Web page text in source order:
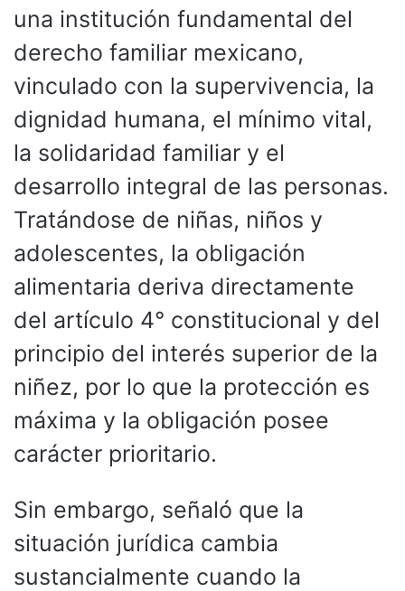
una institución fundamental del
derecho familiar mexicano,
vinculado con la supervivencia, la
dignidad humana, el mínimo vital,
la solidaridad familiar y el
desarrollo integral de las personas.
Tratándose de niñas, niños y
adolescentes, la obligación
alimentaria deriva directamente
del artículo 4° constitucional y del
principio del interés superior de la
niñez, por lo que la protección es
máxima y la obligación posee
carácter prioritario.
Sin embargo, señaló que la
situación jurídica cambia
sustancialmente cuando la